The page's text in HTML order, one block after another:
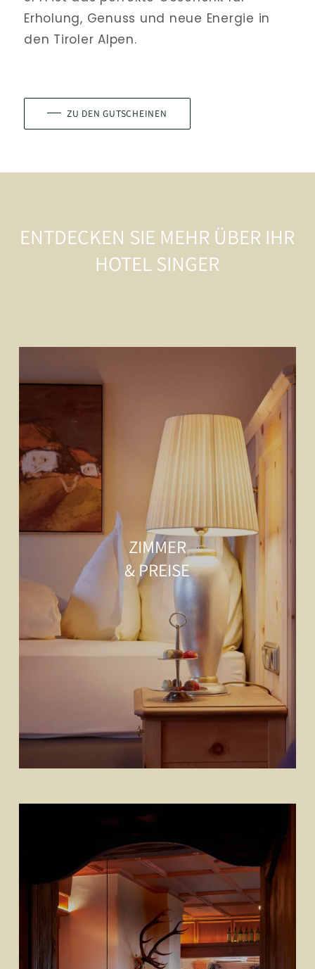
Erholung, Genuss und neue Energie in
den Tiroler Alpen.
ZU DEN GUTSCHEINEN
ENTDECKEN SIE MEHR ÜBER IHR
HOTEL SINGER
ZIMMER
& PREISE